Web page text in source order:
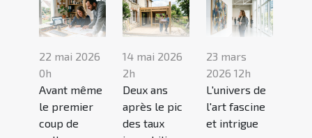
22 mai 2026
0h
Avant même
le premier
coup de
14 mai 2026
2h
Deux ans
après le pic
des taux
23 mars
2026 12h
L'univers de
l'art fascine
et intrigue